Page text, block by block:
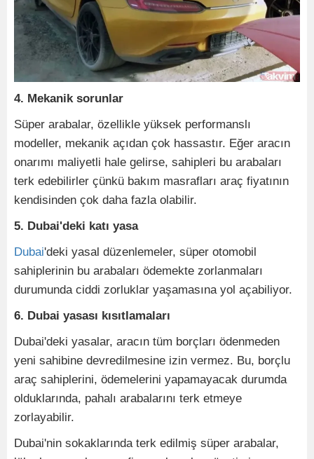
4. Mekanik sorunlar
Süper arabalar, özellikle yüksek performanslı
modeller, mekanik açıdan çok hassastır. Eğer aracın
onarımı maliyetli hale gelirse, sahipleri bu arabaları
terk edebilirler çünkü bakım masrafları araç fiyatının
kendisinden çok daha fazla olabilir.
5. Dubai'deki katı yasa
Dubai'deki yasal düzenlemeler, süper otomobil
sahiplerinin bu arabaları ödemekte zorlanmaları
durumunda ciddi zorluklar yaşamasına yol açabiliyor.
6. Dubai yasası kısıtlamaları
Dubai'deki yasalar, aracın tüm borçları ödenmeden
yeni sahibine devredilmesine izin vermez. Bu, borçlu
araç sahiplerini, ödemelerini yapamayacak durumda
olduklarında, pahalı arabalarını terk etmeye
zorlayabilir.
Dubai'nin sokaklarında terk edilmiş süper arabalar,